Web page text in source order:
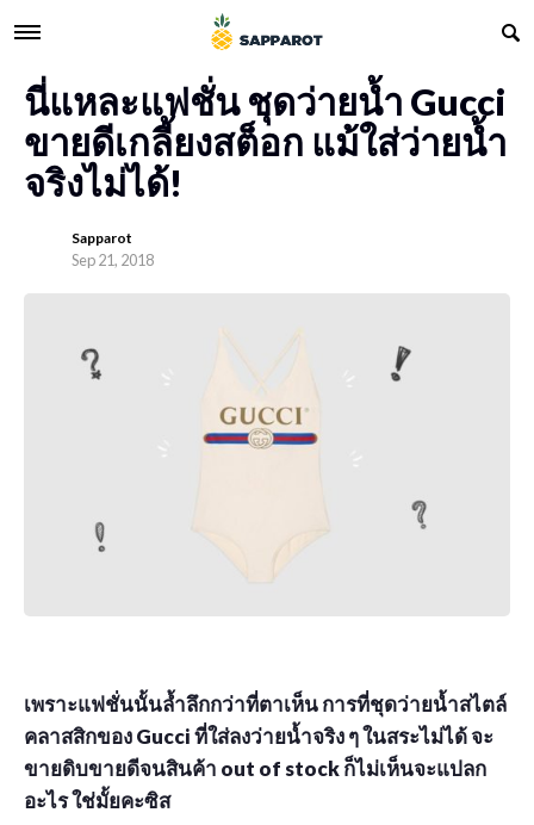
นี่แหละแฟชั่น ชุดว่ายน้ำ Gucci
ขายดีเกลี้ยงสต็อก แม้ใส่ว่ายน้ำ
จริงไม่ได้!
Sapparot
Sep 21, 2018
เพราะแฟชั่นนั้นล้ำลึกกว่าที่ตาเห็น การที่ชุดว่ายน้ำสไตล์
คลาสสิกของ Gucci ที่ใส่ลงว่ายน้ำจริง ๆ ในสระไม่ได้ จะ
ขายดิบขายดีจนสินค้า out of stock ก็ไม่เห็นจะแปลก
อะไร ใช่มั้ยคะซิส